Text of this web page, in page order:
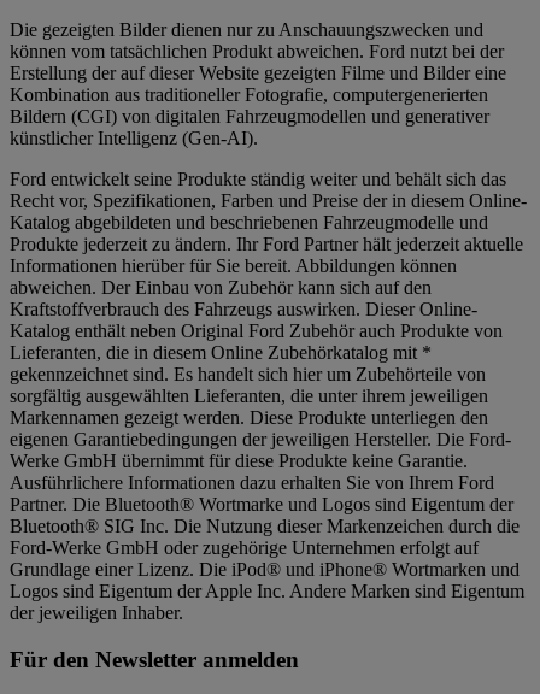
Die gezeigten Bilder dienen nur zu Anschauungszwecken und
können vom tatsächlichen Produkt abweichen. Ford nutzt bei der
Erstellung der auf dieser Website gezeigten Filme und Bilder eine
Kombination aus traditioneller Fotografie, computergenerierten
Bildern (CGI) von digitalen Fahrzeugmodellen und generativer
künstlicher Intelligenz (Gen-AI).
Ford entwickelt seine Produkte ständig weiter und behält sich das
Recht vor, Spezifikationen, Farben und Preise der in diesem Online-
Katalog abgebildeten und beschriebenen Fahrzeugmodelle und
Produkte jederzeit zu ändern. Ihr Ford Partner hält jederzeit aktuelle
Informationen hierüber für Sie bereit. Abbildungen können
abweichen. Der Einbau von Zubehör kann sich auf den
Kraftstoffverbrauch des Fahrzeugs auswirken. Dieser Online-
Katalog enthält neben Original Ford Zubehör auch Produkte von
Lieferanten, die in diesem Online Zubehörkatalog mit *
gekennzeichnet sind. Es handelt sich hier um Zubehörteile von
sorgfältig ausgewählten Lieferanten, die unter ihrem jeweiligen
Markennamen gezeigt werden. Diese Produkte unterliegen den
eigenen Garantiebedingungen der jeweiligen Hersteller. Die Ford-
Werke GmbH übernimmt für diese Produkte keine Garantie.
Ausführlichere Informationen dazu erhalten Sie von Ihrem Ford
Partner. Die Bluetooth® Wortmarke und Logos sind Eigentum der
Bluetooth® SIG Inc. Die Nutzung dieser Markenzeichen durch die
Ford-Werke GmbH oder zugehörige Unternehmen erfolgt auf
Grundlage einer Lizenz. Die iPod® und iPhone® Wortmarken und
Logos sind Eigentum der Apple Inc. Andere Marken sind Eigentum
der jeweiligen Inhaber.
Für den Newsletter anmelden